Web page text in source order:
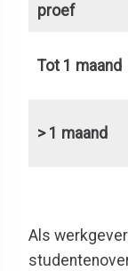
proef
Tot 1 maand
> 1 maand
Als